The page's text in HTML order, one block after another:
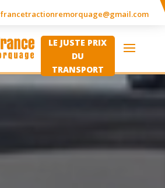
francetractionremorquage@gmail.com